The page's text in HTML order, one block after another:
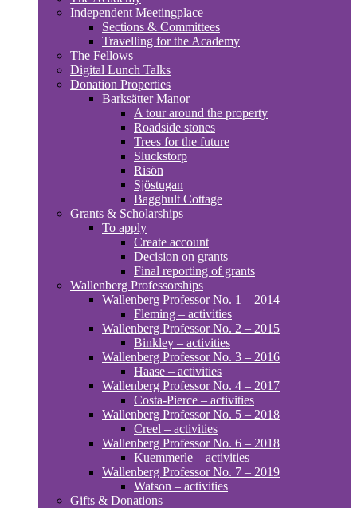
Independent Meetingplace
Sections & Committees
Travelling for the Academy
The Fellows
Digital Lunch Talks
Donation Properties
Barksätter Manor
A tour around the property
Roadside stones
Trees for the future
Sluckstorp
Risön
Sjöstugan
Bagghult Cottage
Grants & Scholarships
To apply
Create account
Decision on grants
Final reporting of grants
Wallenberg Professorships
Wallenberg Professor No. 1 – 2014
Fleming – activities
Wallenberg Professor No. 2 – 2015
Binkley – activities
Wallenberg Professor No. 3 – 2016
Haase – activities
Wallenberg Professor No. 4 – 2017
Costa-Pierce – activities
Wallenberg Professor No. 5 – 2018
Creel – activities
Wallenberg Professor No. 6 – 2018
Kuemmerle – activities
Wallenberg Professor No. 7 – 2019
Watson – activities
Gifts & Donations